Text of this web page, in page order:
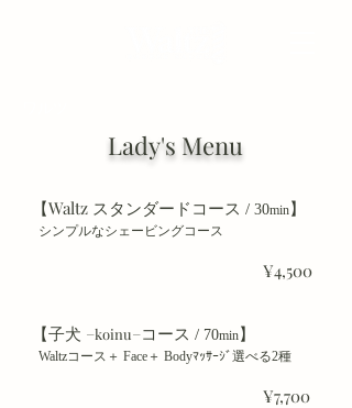
Lady's Menu
【Waltz スタンダードコース / 30min】
シンプルなシェービングコース
¥4,500
【子犬 −koinu−コース / 70min】
Waltzコース＋ Face＋ Bodyﾏｯｻｰｼﾞ選べる2種
¥7,700